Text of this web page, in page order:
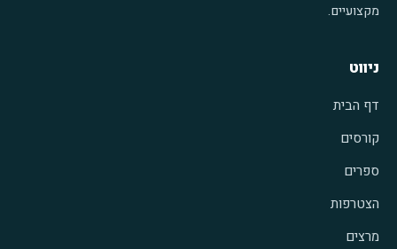
מקצועיים.
ניווט
דף הבית
קורסים
ספרים
הצטרפות
מרצים